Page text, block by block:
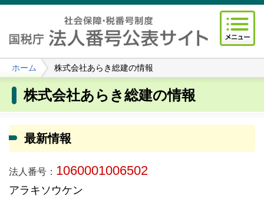
ホーム 株式会社あらき総建の情報
株式会社あらき総建の情報
最新情報
法人番号： 1060001006502
アラキソウケン